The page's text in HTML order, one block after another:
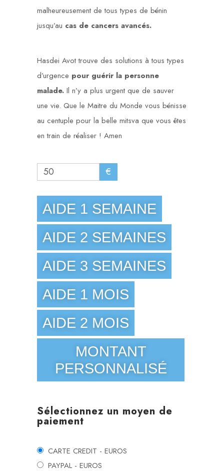
malheureusement de tous types de bénin
jusqu’au cas de cancers avancés.
Hasdei Avot trouve des solutions à tous types
d’urgence pour guérir la personne
malade. Il n’y a plus urgent que de sauver
une vie. Que le Maitre du Monde vous bénisse
au centuple pour la belle mitsva que vous êtes
en train de réaliser ! Amen
€
AIDE 1 SEMAINE
AIDE 2 SEMAINES
AIDE 3 SEMAINES
AIDE 1 MOIS
AIDE 2 MOIS
MONTANT
PERSONNALISÉ
Sélectionnez un moyen de
paiement
CARTE CREDIT - EUROS
PAYPAL - EUROS